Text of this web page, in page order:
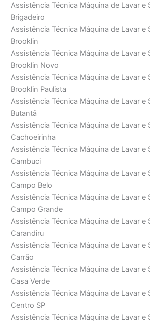
Assistência Técnica Máquina de Lavar e
Brigadeiro
Assistência Técnica Máquina de Lavar e
Brooklin
Assistência Técnica Máquina de Lavar e
Brooklin Novo
Assistência Técnica Máquina de Lavar e
Brooklin Paulista
Assistência Técnica Máquina de Lavar e
Butantã
Assistência Técnica Máquina de Lavar e
Cachoeirinha
Assistência Técnica Máquina de Lavar e
Cambuci
Assistência Técnica Máquina de Lavar e
Campo Belo
Assistência Técnica Máquina de Lavar e
Campo Grande
Assistência Técnica Máquina de Lavar e
Carandiru
Assistência Técnica Máquina de Lavar e
Carrão
Assistência Técnica Máquina de Lavar e
Casa Verde
Assistência Técnica Máquina de Lavar e
Centro SP
Assistência Técnica Máquina de Lavar e